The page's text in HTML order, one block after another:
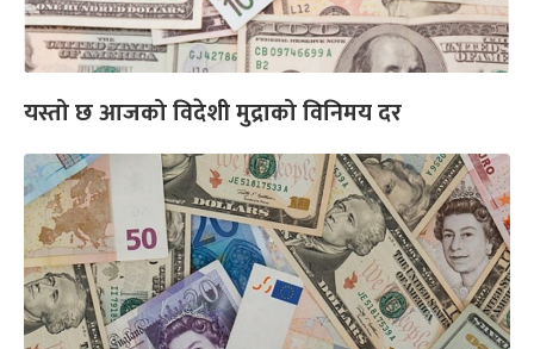
यस्तो छ आजको विदेशी मुद्राको विनिमय दर